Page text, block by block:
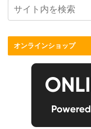
オンラインショップ